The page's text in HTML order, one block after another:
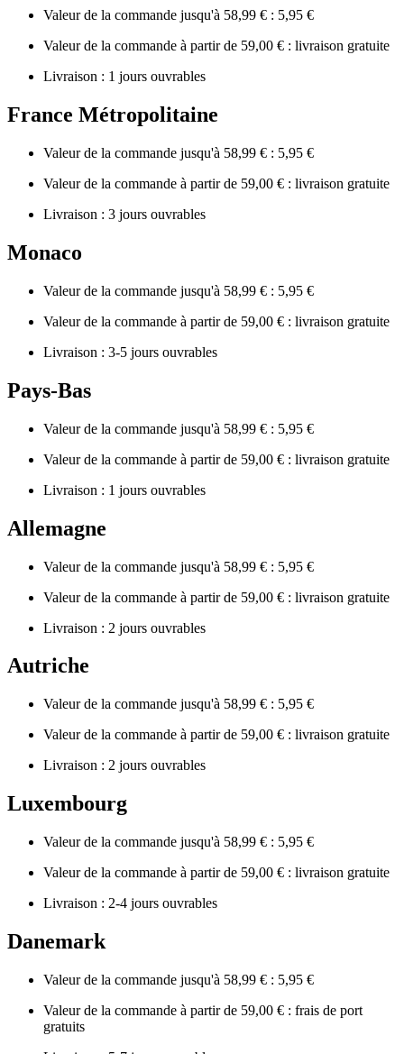
Valeur de la commande jusqu'à 58,99 € : 5,95 €
Valeur de la commande à partir de 59,00 € : livraison gratuite
Livraison : 1 jours ouvrables
France Métropolitaine
Valeur de la commande jusqu'à 58,99 € : 5,95 €
Valeur de la commande à partir de 59,00 € : livraison gratuite
Livraison : 3 jours ouvrables
Monaco
Valeur de la commande jusqu'à 58,99 € : 5,95 €
Valeur de la commande à partir de 59,00 € : livraison gratuite
Livraison : 3-5 jours ouvrables
Pays-Bas
Valeur de la commande jusqu'à 58,99 € : 5,95 €
Valeur de la commande à partir de 59,00 € : livraison gratuite
Livraison : 1 jours ouvrables
Allemagne
Valeur de la commande jusqu'à 58,99 € : 5,95 €
Valeur de la commande à partir de 59,00 € : livraison gratuite
Livraison : 2 jours ouvrables
Autriche
Valeur de la commande jusqu'à 58,99 € : 5,95 €
Valeur de la commande à partir de 59,00 € : livraison gratuite
Livraison : 2 jours ouvrables
Luxembourg
Valeur de la commande jusqu'à 58,99 € : 5,95 €
Valeur de la commande à partir de 59,00 € : livraison gratuite
Livraison : 2-4 jours ouvrables
Danemark
Valeur de la commande jusqu'à 58,99 € : 5,95 €
Valeur de la commande à partir de 59,00 € : frais de port
gratuits